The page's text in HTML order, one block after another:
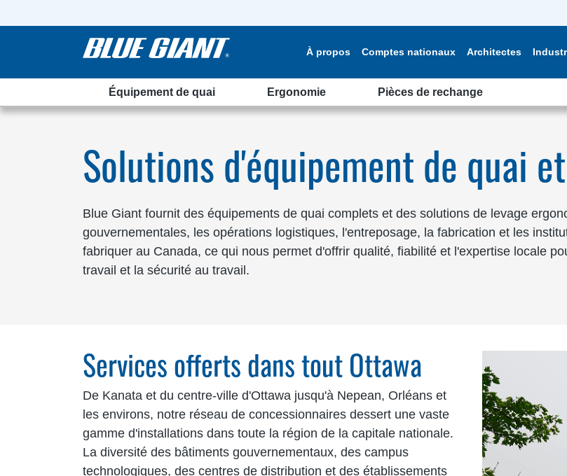
À propos Comptes nationaux Architectes
Équipement de quai Ergonomie Pièces de rechange
Solutions d'équipement de quai
Blue Giant fournit des équipements de quai complets et des solutions de levage
gouvernementales, les opérations logistiques, l'entreposage, la fabrication et les
fabriquer au Canada, ce qui nous permet d'offrir qualité, fiabilité et l'expertise locale
travail et la sécurité au travail.
Services offerts dans tout Ottawa
De Kanata et du centre-ville d'Ottawa jusqu'à Nepean, Orléans et
les environs, notre réseau de concessionnaires dessert une vaste
gamme d'installations dans toute la région de la capitale nationale.
La diversité des bâtiments gouvernementaux, des campus
technologiques, des centres de distribution et des établissements